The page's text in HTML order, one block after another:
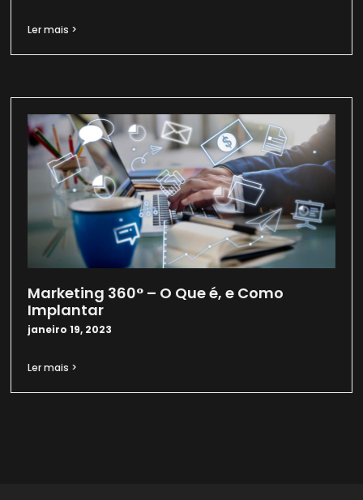
Ler mais >
Marketing 360° – O Que é, e Como
Implantar
janeiro 19, 2023
Ler mais >